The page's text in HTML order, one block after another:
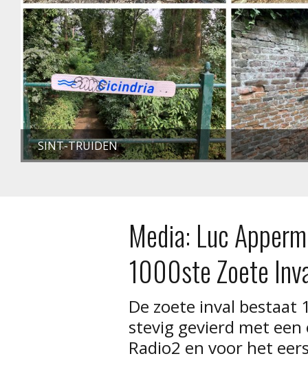
SINT-TRUIDEN
Media: Luc
1000ste Zoete
De zoete inval bestaat
stevig gevierd met
Radio2 en voor het